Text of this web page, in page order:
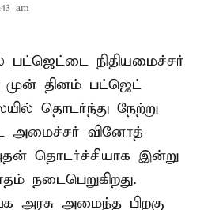
am
நிதியமைச்சர்
முன் தினம் பட்ஜெட்
தொடர்ந்து நேற்று
அமைச்சர் வினோத்
தொடர்ச்சியாக இன்று
நடைபெறுகிறது.
அரசு அமைந்த பிறகு